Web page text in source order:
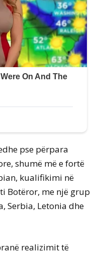
pse përpara
shumë më e fortë
kualifikimi në
Botëror, me një grup
Serbia, Letonia dhe
realizimit të